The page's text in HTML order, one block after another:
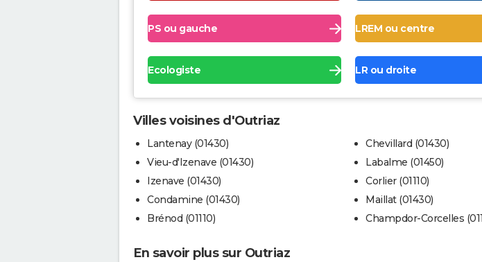
PS ou gauche LREM ou centre
Ecologiste LR ou droite
Villes voisines d'Outriaz
Lantenay (01430)
Vieu-d'Izenave (01430)
Izenave (01430)
Condamine (01430)
Brénod (01110)
Chevillard (01430)
Labalme (01450)
Corlier (01110)
Maillat (01430)
Champdor-Corcelles
En savoir plus sur Outriaz